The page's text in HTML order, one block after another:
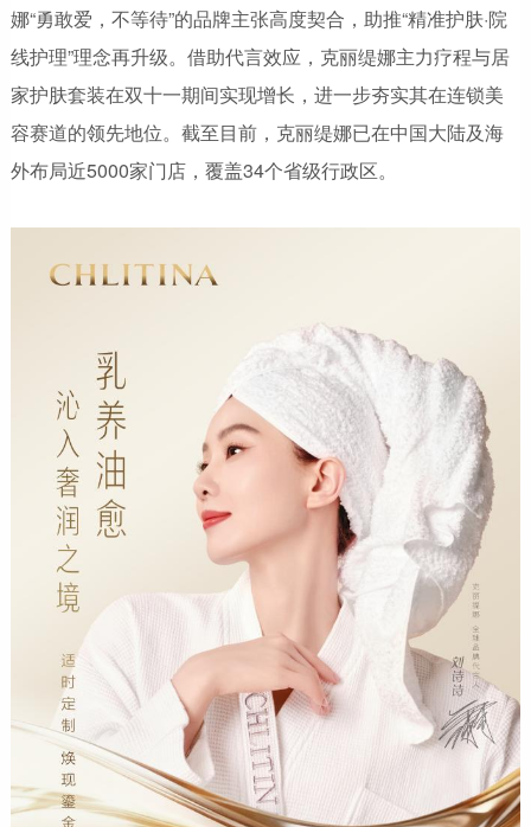
娜“勇敢爱，不等待”的品牌主张高度契合，助推“精准护肤·院
线护理”理念再升级。借助代言效应，克丽缇娜主力疗程与居
家护肤套装在双十一期间实现增长，进一步夯实其在连锁美
容赛道的领先地位。截至目前，克丽缇娜已在中国大陆及海
外布局近5000家门店，覆盖34个省级行政区。